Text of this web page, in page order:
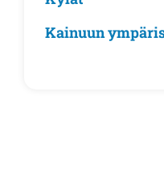
Kainuun